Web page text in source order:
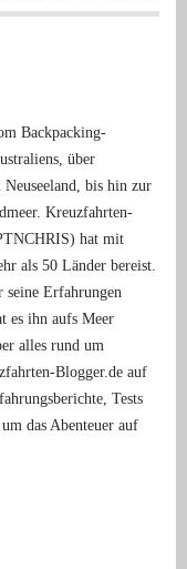
Backpacking-
über
bis hin zur
Kreuzfahrten-
hat mit
als 50 Länder bereist.
seine Erfahrungen
es ihn aufs Meer
alles rund um
Blogger.de auf
Tests
das Abenteuer auf